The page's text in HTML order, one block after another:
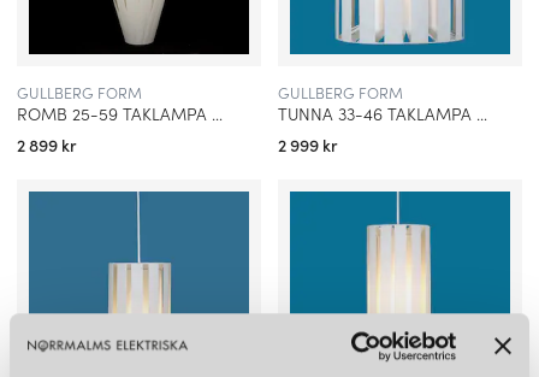
GULLBERG FORM
ROMB 25-59 TAKLAMPA VIT
2 899 kr
GULLBERG FORM
TUNNA 33-46 TAKLAMPA VIT
2 999 kr